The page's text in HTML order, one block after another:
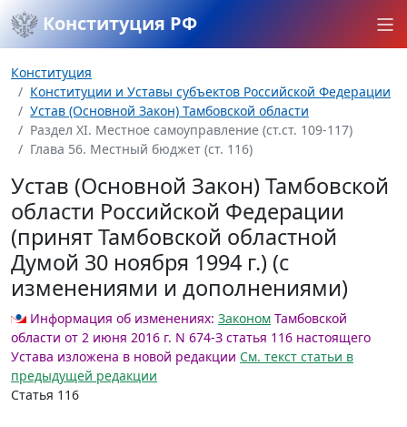
Конституция РФ
Конституция
Конституции и Уставы субъектов Российской Федерации
Устав (Основной Закон) Тамбовской области
Раздел XI. Местное самоуправление (ст.ст. 109-117)
Глава 56. Местный бюджет (ст. 116)
Устав (Основной Закон) Тамбовской
области Российской Федерации
(принят Тамбовской областной
Думой 30 ноября 1994 г.) (с
изменениями и дополнениями)
Информация об изменениях: Законом Тамбовской
области от 2 июня 2016 г. N 674-З статья 116 настоящего
Устава изложена в новой редакции См. текст статьи в
предыдущей редакции
Статья 116